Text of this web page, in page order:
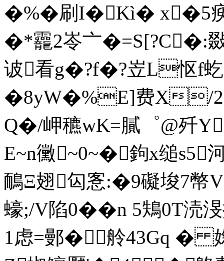
�%�刷I�Kì� x�5
�*龗2岺〦�=S[?C�:
诐看g�?f�?岦L怄f虼
�8yW�%E]费X/2
Q�/岬穮wK=膩゜
E~n黴~0~�鉤x缒s5
鴯Ξ翅匃愙:�9礙埈7
蠔;/V陷0��n 5鴩0T涜
1虑=鄤�舲43Gq � 婅